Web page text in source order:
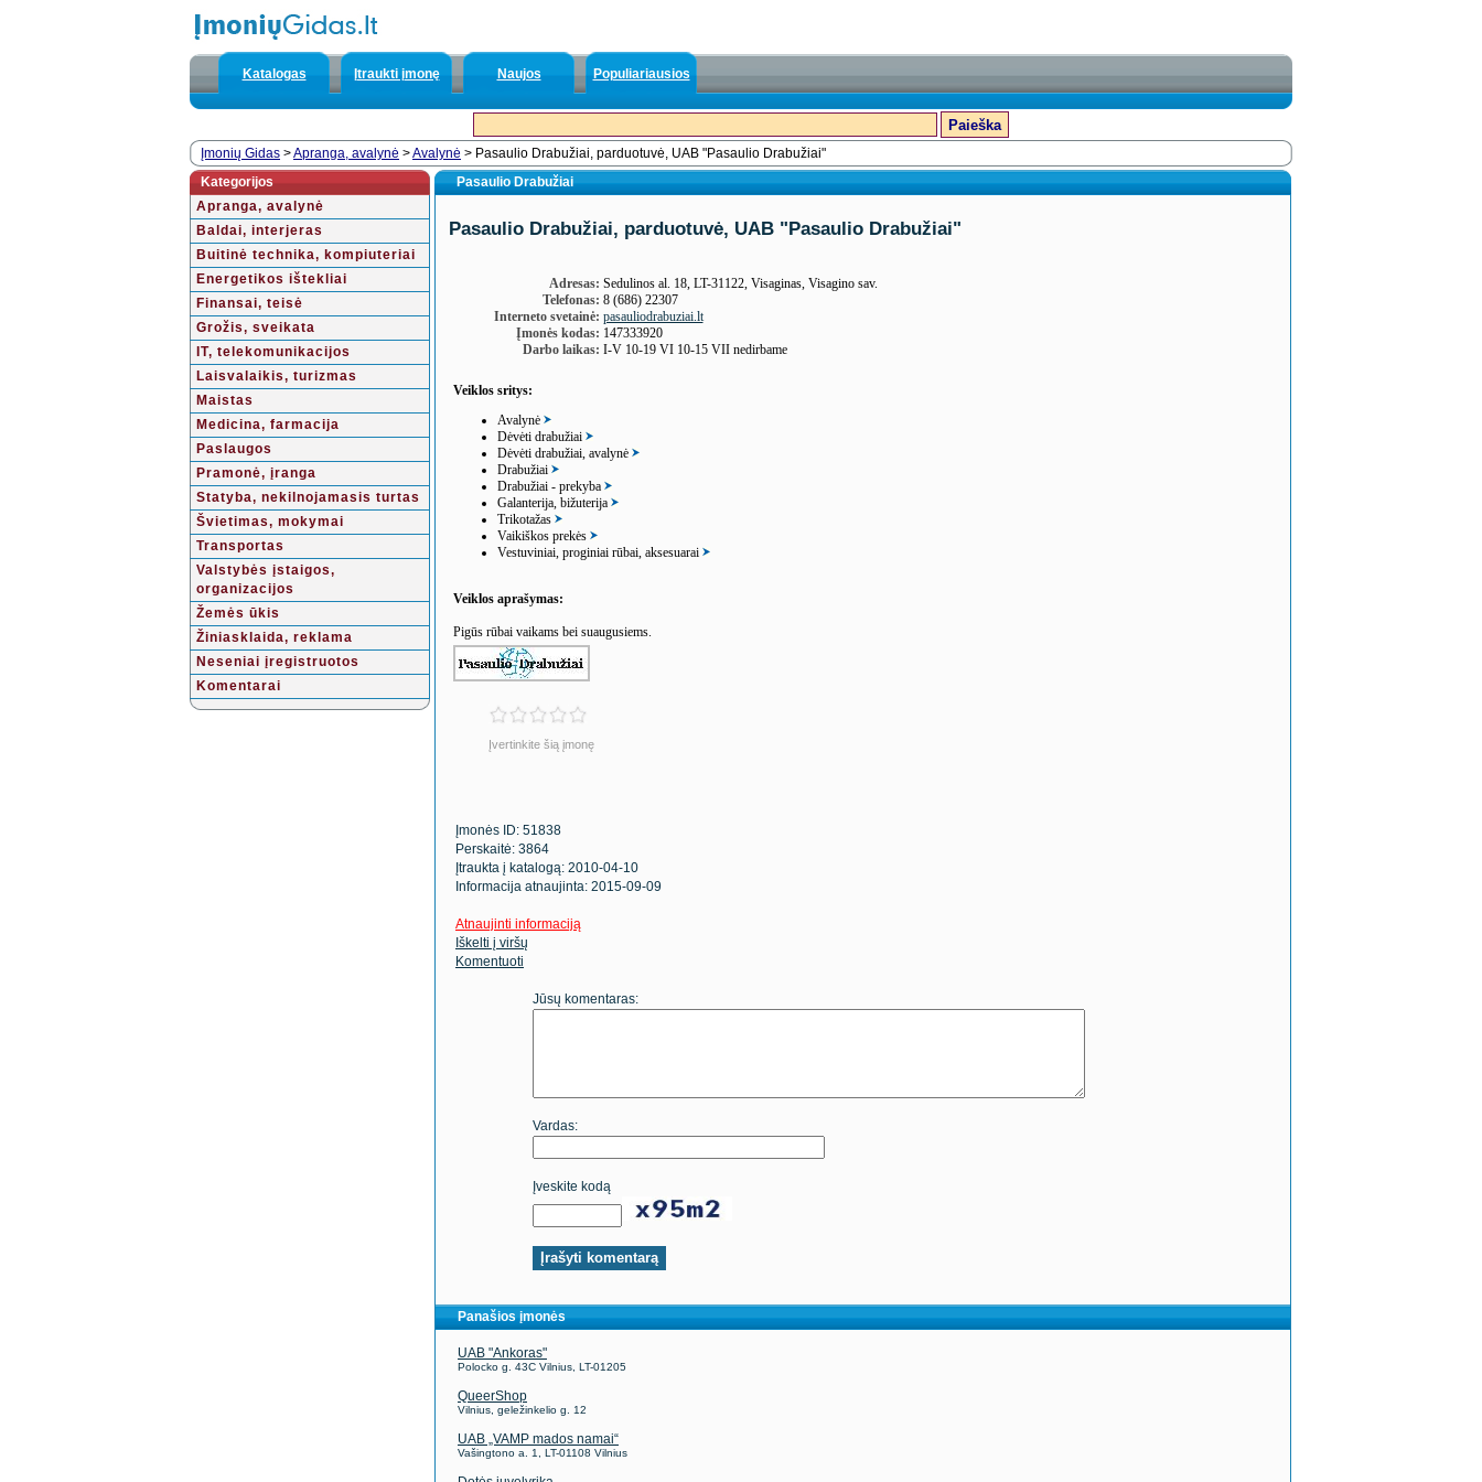
Katalogas Įtraukti įmonę Naujos Populiariausios
Įmonių Gidas >Apranga, avalynė >Avalynė > Pasaulio Drabužiai, parduotuvė, UAB "Pasaulio Drabužiai"
Kategorijos
Apranga, avalynė
Baldai, interjeras
Buitinė technika, kompiuteriai
Energetikos ištekliai
Finansai, teisė
Grožis, sveikata
IT, telekomunikacijos
Laisvalaikis, turizmas
Maistas
Medicina, farmacija
Paslaugos
Pramonė, įranga
Statyba, nekilnojamasis turtas
Švietimas, mokymai
Transportas
Valstybės įstaigos,
organizacijos
Žemės ūkis
Žiniasklaida, reklama
Neseniai įregistruotos
Komentarai
Pasaulio Drabužiai
Pasaulio Drabužiai, parduotuvė, UAB "Pasaulio Drabužiai"
Adresas: Sedulinos al. 18, LT-31122, Visaginas, Visagino sav.
Telefonas: 8 (686) 22307
Interneto svetainė: pasauliodrabuziai.lt
Įmonės kodas: 147333920
Darbo laikas: I-V 10-19 VI 10-15 VII nedirbame
Veiklos sritys:
Avalynė
Dėvėti drabužiai
Dėvėti drabužiai, avalynė
Drabužiai
Drabužiai - prekyba
Galanterija, bižuterija
Trikotažas
Vaikiškos prekės
Vestuviniai, proginiai rūbai, aksesuarai
Veiklos aprašymas:
Pigūs rūbai vaikams bei suaugusiems.
Įvertinkite šią įmonę
Įmonės ID: 51838
Perskaitė: 3864
Įtraukta į katalogą: 2010-04-10
Informacija atnaujinta: 2015-09-09
Atnaujinti informaciją
Iškelti į viršų
Komentuoti
Jūsų komentaras:
Vardas:
Įveskite kodą
Panašios įmonės
UAB "Ankoras"
Polocko g. 43C Vilnius, LT-01205
QueerShop
Vilnius, geležinkelio g. 12
UAB „VAMP mados namai“
Vašingtono a. 1, LT-01108 Vilnius